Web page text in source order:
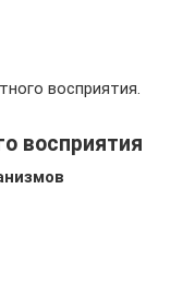
восприятия.
восприятия